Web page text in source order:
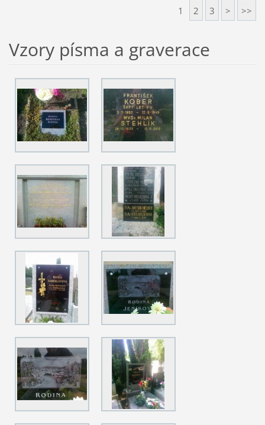
1 2 3 > >>
Vzory písma a graverace